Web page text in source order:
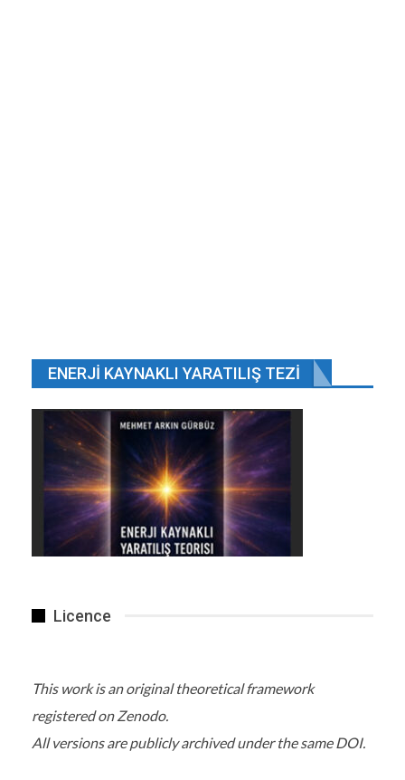
ENERJI KAYNAKLI YARATILIŞ TEZI
Licence
This work is an original theoretical framework
registered on Zenodo.
All versions are publicly archived under the same DOI.